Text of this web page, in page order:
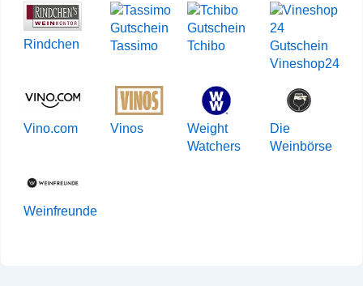
Rindchen Tassimo
Tchibo
Vineshop24
Vino.com Vinos
Weight
Watchers
Die
Weinbörse
Weinfreunde